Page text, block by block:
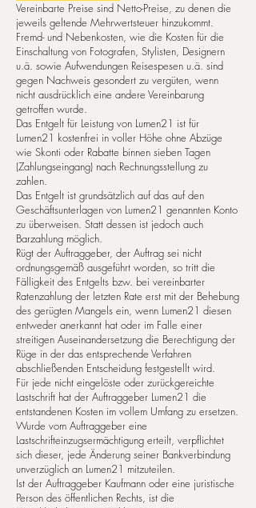
Ver­ein­bar­te Prei­se sind Net­to-Prei­se, zu de­nen die
je­weils gel­ten­de Mehr­wert­steu­er hin­zu­kommt.
Fremd- und Nebenkosten, wie die Kosten für die
Einschaltung von Fotografen, Stylisten, Designern
u.ä. sowie Aufwendungen Reisespesen u.ä. sind
gegen Nachweis gesondert zu vergüten, wenn
nicht ausdrücklich eine andere Vereinbarung
getroffen wurde.
Das Entgelt für Leistung von Lumen21 ist für
Lumen21 kostenfrei in voller Höhe ohne Abzüge
wie Skonti oder Rabatte binnen sieben Tagen
(Zahlungseingang) nach Rechnungsstellung zu
zahlen.
Das Entgelt ist grundsätzlich auf das auf den
Geschäftsunterlagen von Lumen21 genannten Konto
zu überweisen. Statt dessen ist jedoch auch
Barzahlung möglich.
Rügt der Auftraggeber, der Auftrag sei nicht
ordnungsgemäß ausgeführt worden, so tritt die
Fälligkeit des Entgelts bzw. bei vereinbarter
Ratenzahlung der letzten Rate erst mit der Behebung
des gerügten Mangels ein, wenn Lumen21 diesen
entweder anerkannt hat oder im Falle einer
streitigen Auseinandersetzung die Berechtigung der
Rüge in der das entsprechende Verfahren
abschließenden Entscheidung festgestellt wird.
Für jede nicht eingelöste oder zurückgereichte
Lastschrift hat der Auftraggeber Lumen21 die
entstandenen Kosten im vol­lem Umfang zu ersetzen.
Wur­de vom Auftraggeber eine
Lastschrifteinzugsermächtigung erteilt, verpflichtet
sich dieser, jede Änderung seiner Bankverbindung
un­ver­züg­lich an Lumen21 mitzuteilen.
Ist der Auftraggeber Kaufmann oder eine juristische
Person des öffentlichen Rechts, ist die